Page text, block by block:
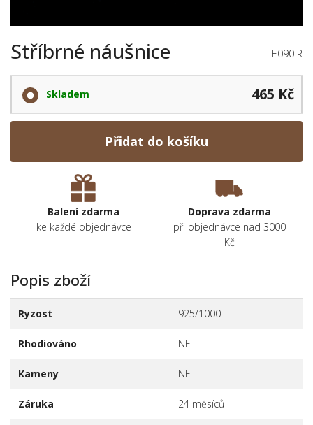
Stříbrné náušnice E090 R
Skladem 465 Kč
Přidat do košíku
Balení zdarma
ke každé objednávce
Doprava zdarma
při objednávce nad 3000
Kč
Popis zboží
Ryzost 925/1000
Rhodiováno NE
Kameny NE
Záruka 24 měsíců